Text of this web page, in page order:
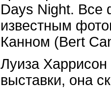
Days Night. Все
известным
Канном (Bert
Луиза Харрисон
выставки, она